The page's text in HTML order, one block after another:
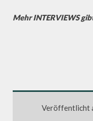
Mehr INTERVIEWS
Veröffentlicht